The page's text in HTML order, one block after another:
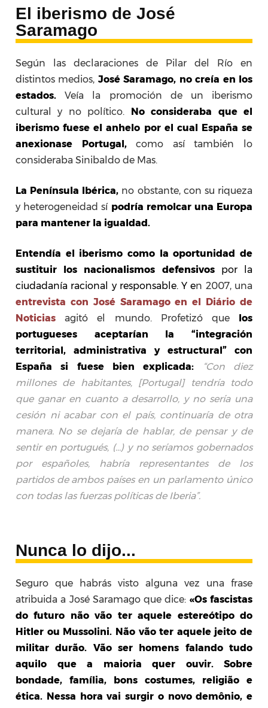
El iberismo de José
Saramago
Según las declaraciones de Pilar del Río en
distintos medios, José Saramago, no creía en los
estados. Veía la promoción de un iberismo
cultural y no político. No consideraba que el
iberismo fuese el anhelo por el cual España se
anexionase Portugal,como así también lo
consideraba Sinibaldo de Mas.
La Península Ibérica, no obstante, con su riqueza
y heterogeneidad sí podría remolcar una Europa
para mantener la igualdad.
Entendía el iberismo como la oportunidad de
sustituir los nacionalismos defensivos por la
ciudadanía racional y responsable. Y en 2007, una
entrevista con José Saramago en el Diário de
Noticias agitó el mundo. Profetizó que los
portugueses aceptarían la “integración
territorial, administrativa y estructural” con
España si fuese bien explicada:
“Con diez
millones de habitantes, [Portugal] tendría todo
que ganar en cuanto a desarrollo, y no sería una
cesión ni acabar con el país, continuaría de otra
manera. No se dejaría de hablar, de pensar y de
sentir en portugués, (…) y no seríamos gobernados
por españoles, habría representantes de los
partidos de ambos países en un parlamento único
con todas las fuerzas políticas de Iberia”.
Nunca lo dijo...
Seguro que habrás visto alguna vez una frase
atribuida a José Saramago que dice: «Os fascistas
do futuro não vão ter aquele estereótipo do
Hitler ou Mussolini. Não vão ter aquele jeito de
militar durão. Vão ser homens falando tudo
aquilo que a maioria quer ouvir. Sobre
bondade, família, bons costumes, religião e
ética. Nessa hora vai surgir o novo demônio, e